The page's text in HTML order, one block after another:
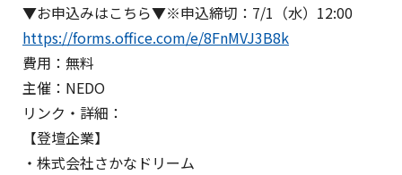
▼お申込みはこちら▼※申込締切：7/1（水）12:00
https://forms.office.com/e/8FnMVJ3B8k
費用：無料
主催：NEDO
リンク・詳細：
【登壇企業】
・株式会社さかなドリーム